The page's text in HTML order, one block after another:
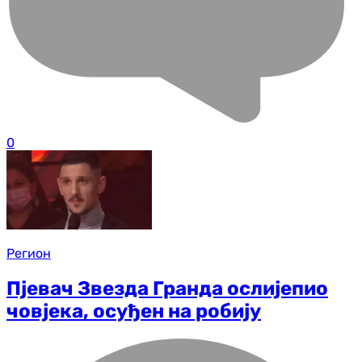
0
Регион
Пјевач Звезда Гранда ослијепио
човјека, осуђен на робију